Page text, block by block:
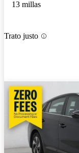
13 millas
Trato justo